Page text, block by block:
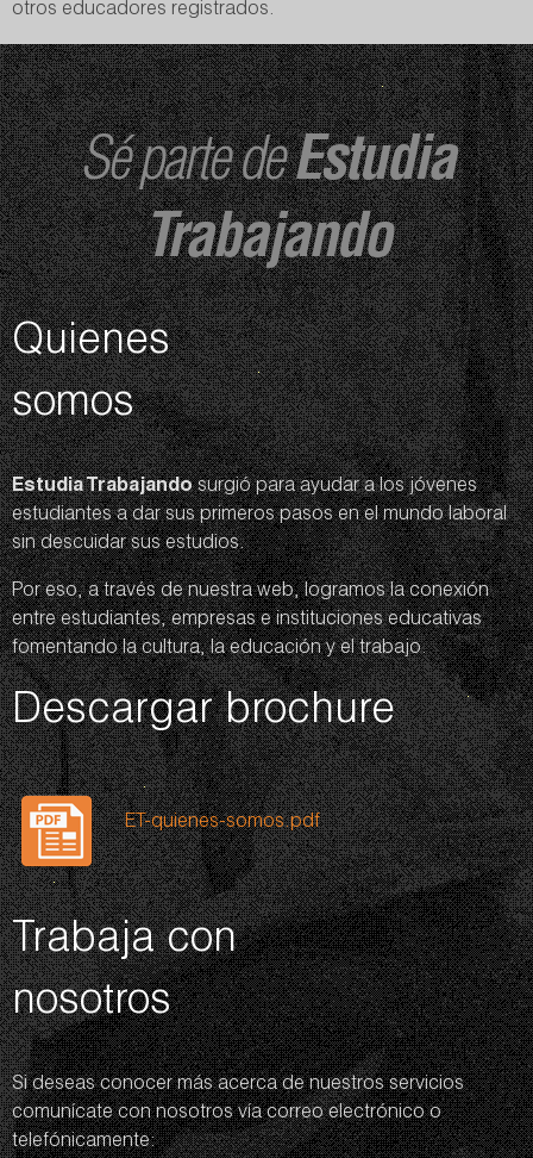
otros educadores registrados.
Sé parte deEstudia
Trabajando
Quienes
somos
Estudia Trabajandosurgió para ayudar a los jóvenes
estudiantes a dar sus primeros pasos en el mundo laboral
sin descuidar sus estudios.
Por eso, a través de nuestra web, logramos la conexión
entre estudiantes, empresas e instituciones educativas
fomentando la cultura, la educación y el trabajo.
Descargar brochure
ET-quienes-somos.pdf
Trabaja con
nosotros
Si deseas conocer más acerca de nuestros servicios
comunícate con nosotros vía correo electrónico o
telefónicamente: